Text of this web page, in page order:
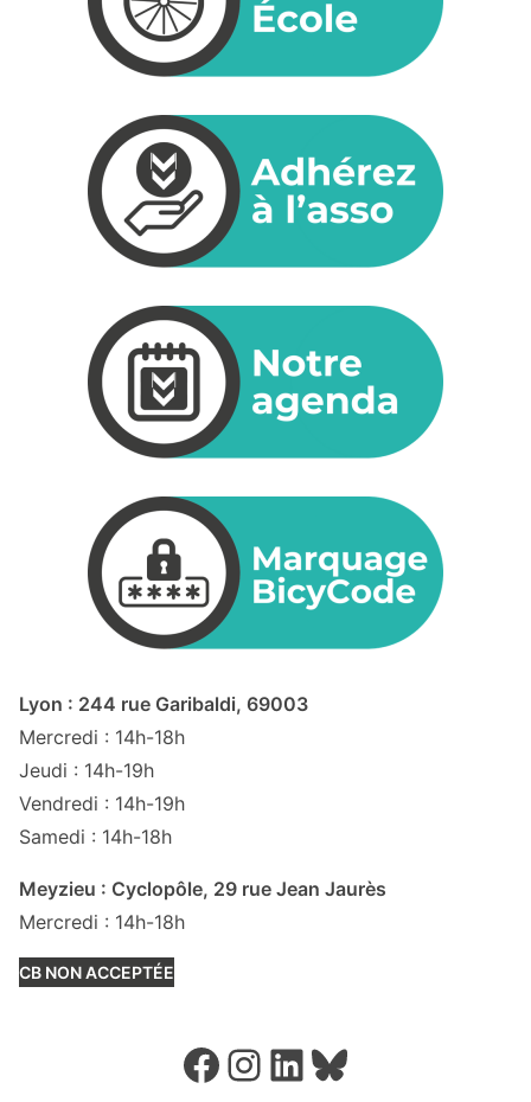
Lyon : 244 rue Garibaldi, 69003
Mercredi : 14h-18h
Jeudi : 14h-19h
Vendredi : 14h-19h
Samedi : 14h-18h
Meyzieu : Cyclopôle, 29 rue Jean Jaurès
Mercredi : 14h-18h
CB NON ACCEPTÉE
Facebook Instagram LinkedIn Bluesky